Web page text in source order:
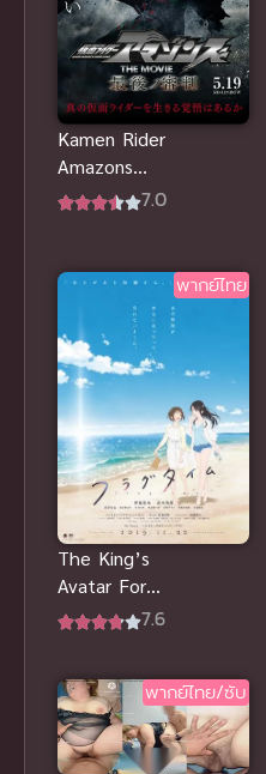
Kamen Rider
Amazons
The Movie
ซับไทย
7.0
พากย์ไทย
The King’s
Avatar For
The Glory
ไทย
7.6
พากย์ไทย/ซับ